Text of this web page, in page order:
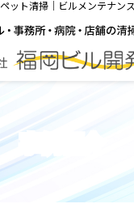
ット清掃｜ビルメンテナ
事例紹介